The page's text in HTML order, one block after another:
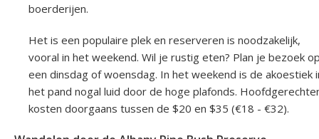
boerderijen.
Het is een populaire plek en reserveren is noodzakelijk,
vooral in het weekend. Wil je rustig eten? Plan je bezoek
een dinsdag of woensdag. In het weekend is de akoestiek
het pand nogal luid door de hoge plafonds.
kosten doorgaans tussen de $20 en $35 (€18 - €32).